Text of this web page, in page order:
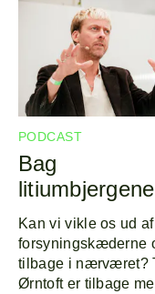
PODCAST
Bag
litiumbjergene
Kan vi vikle os ud af
forsyningskæderne
tilbage i nærværet?
Ørntoft er tilbage